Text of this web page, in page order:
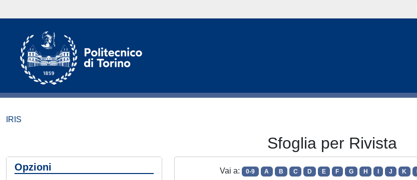
IRIS
Sfoglia per Rivista
Opzioni Vai a: 0-9 A B C D E F G H J K